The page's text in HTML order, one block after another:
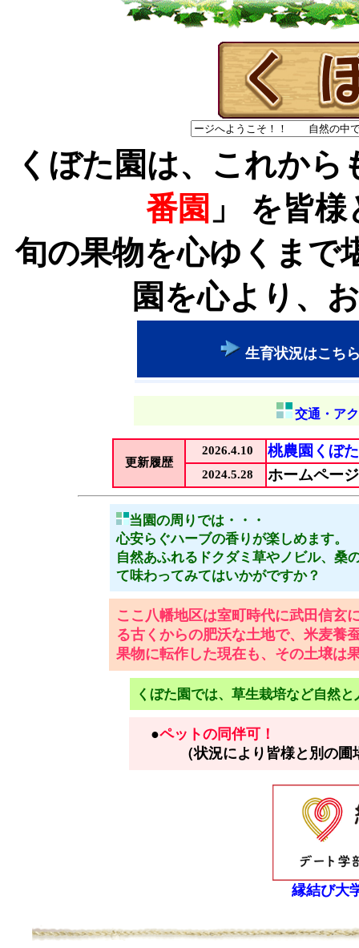
くぼた園は、これから
番園 」 を皆
旬の果物を心ゆくまで
園を心より、
生育状況はこち
交通・ア
更新履歴
2026.4.10 桃農園くぼ
2024.5.28 ホームペー
当園の周りでは・・・
心安らぐハーブの香りが楽しめます。
自然あふれるドクダミ草やノビル、桑
て味わってみてはいかがですか？
ここ八幡地区は室町時代に武田信玄
る古くからの肥沃な土地で、米麦養
果物に転作した現在も、その土壌は
くぼた園では、草生栽培など自然
●ペットの同伴可！
（状況により皆様と別の圃場
縁結び大